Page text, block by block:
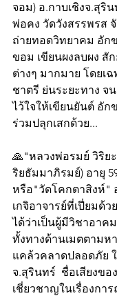
จอม) อ.กาบเชิงจ.สุริ
พ่อคง วัดวังสรรพรส
ถ่ายทอดวิทยาคม อัก
ขอม เขียนผงลบผง สั
ต่างๆ มากมาย โดยเ
ชาตรี ย่นระยะทาง จ
ไว้ใจให้เขียนยันต์ อัก
ร่วมปลุกเสกด้วย...
🙏"หลวงพ่อรมย์ วิริย
ริยธัมมาภิรมย์) อายุ
หรือ"วัดโคกตาสิงห์"
เกจิอาจารย์ที่เปี่ยมด้
ได้ว่าเป็นผู้มีวิชาอาค
ทั้งทางด้านเมตตามห
แคล้วคลาดปลอดภัย
จ.สุรินทร์  ชื่อเสียงขอ
เชี่ยวชาญในเรื่องกา